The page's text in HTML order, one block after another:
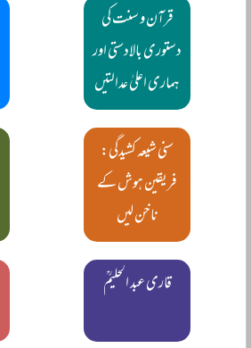
قرآن و سنت کی
دستوری بالادستی اور
ہماری اعلیٰ عدالتیں
سنی شیعہ کشیدگی:
فریقین ہوش کے
ناخن لیں
قاری عبد الحلیمؒ